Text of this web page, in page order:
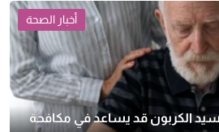
أخبار الصحة
الكربون قد يساعد في مكافحة